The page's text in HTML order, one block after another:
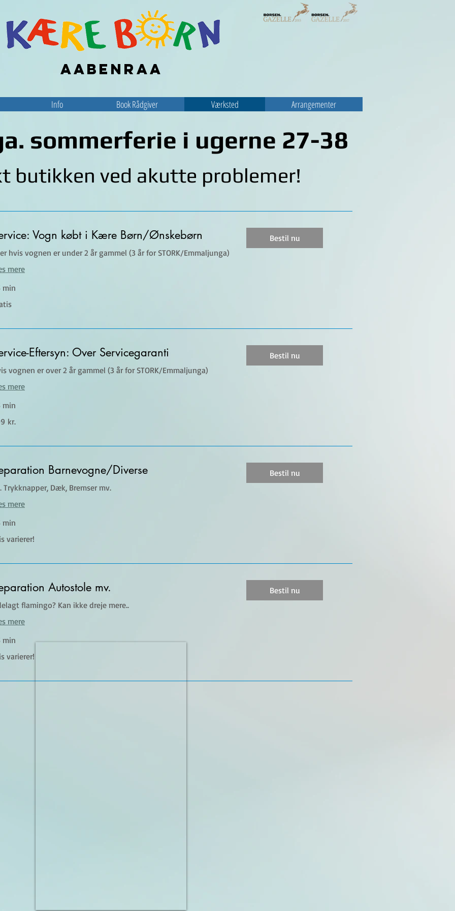
Aabenraa
Info Book Rådgiver Værksted Arrangementer
sommerferie i ugerne 27-38
butikken ved akutte problemer!
Vogn købt i Kære Børn/Ønskebørn
hvis vognen er under 2 år gammel (3 år for STORK/Emmaljunga)
mere
min
Bestil nu
Eftersyn: Over Servicegaranti
vognen er over 2 år gammel (3 år for STORK/Emmaljunga)
mere
min
kr.
Bestil nu
Barnevogne/Diverse
Trykknapper, Dæk, Bremser mv.
mere
min
varierer!
Bestil nu
Autostole mv.
flamingo? Kan ikke dreje mere..
mere
min
varierer!
Bestil nu